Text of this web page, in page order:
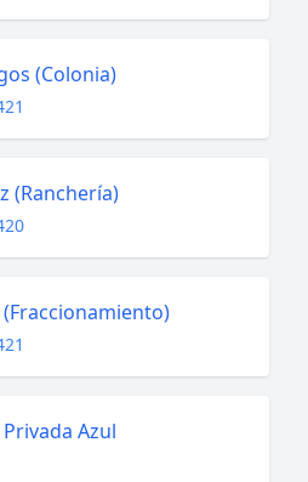
(Colonia)
(Ranchería)
(Fraccionamiento)
Azul